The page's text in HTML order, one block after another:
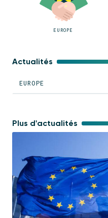
EUROPE
Actualités
EUROPE
Plus d'actualités